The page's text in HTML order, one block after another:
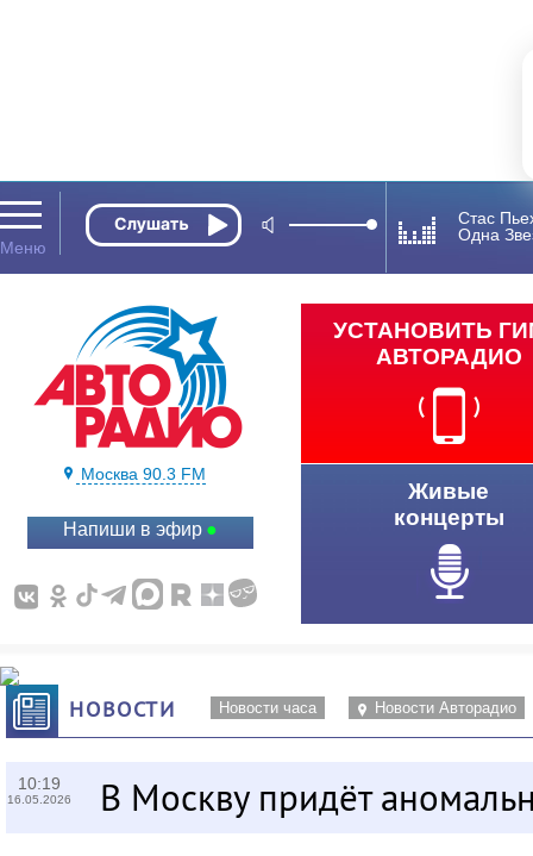
Стас
Одна
Москва 90.3 FM
Напиши в эфир
УСТАНОВИТЬ
АВТОРАДИО
Живые
концерты
НОВОСТИ Новости часа Новости Авторадио
10:19
16.05.2026 В Москву придёт